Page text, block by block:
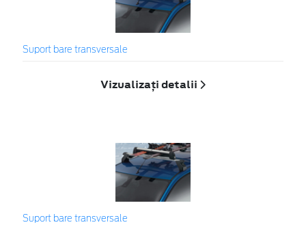
Suport bare transversale
Vizualizați detalii
Suport bare transversale